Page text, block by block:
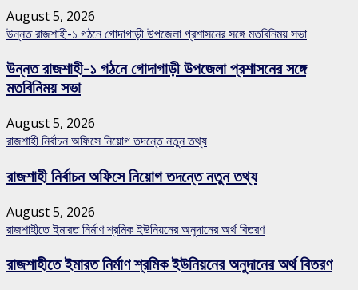
August 5, 2026
উন্নত রাজশাহী-১ গঠনে গোদাগাড়ী উপজেলা প্রশাসনের সঙ্গে মতবিনিময় সভা
উন্নত রাজশাহী-১ গঠনে গোদাগাড়ী উপজেলা প্রশাসনের সঙ্গে
মতবিনিময় সভা
August 5, 2026
রাজশাহী নির্বাচন অফিসে নিয়োগ তদন্তে নতুন তথ্য
রাজশাহী নির্বাচন অফিসে নিয়োগ তদন্তে নতুন তথ্য
August 5, 2026
রাজশাহীতে ইমারত নির্মাণ শ্রমিক ইউনিয়নের অনুদানের অর্থ বিতরণ
রাজশাহীতে ইমারত নির্মাণ শ্রমিক ইউনিয়নের অনুদানের অর্থ বিতরণ